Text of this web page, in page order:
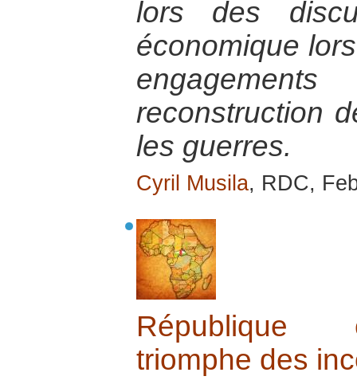
lors des
économique
reconstruction
les guerres.
Cyril Musila, RDC,
République
triomphe des